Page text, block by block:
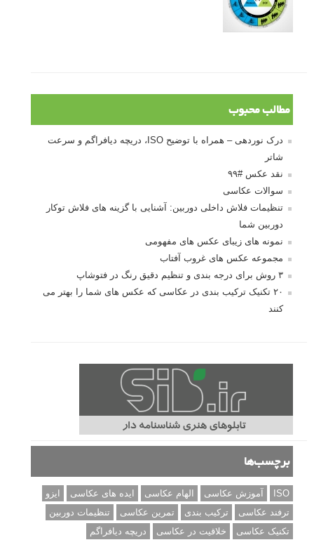
مطالب محبوب
درک نوردهی – همراه با توضیح ISO، دریچه دیافراگم و سرعت
شاتر
نقد عکس #۹۹
سوالات عکاسی
تنظیمات فلاش داخلی دوربین: آشنایی با گزینه های فلاش توکار
دوربین شما
نمونه های زیبای عکس های مفهومی
مجموعه عکس های غروب آفتاب
۳ روش برای درجه بندی و تنظیم دقیق رنگ در فتوشاپ
۲۰ تکنیک ترکیب بندی در عکاسی که عکس های شما را بهتر می
کنند
برچسب‌ها
ISO آموزش عکاسی الهام عکاسی ایده های عکاسی
ایزو
ترفند عکاسی
ترکیب بندی تمرین عکاسی
تنظیمات دوربین
تکنیک عکاسی
خلاقیت در عکاسی
دریچه دیافراگم